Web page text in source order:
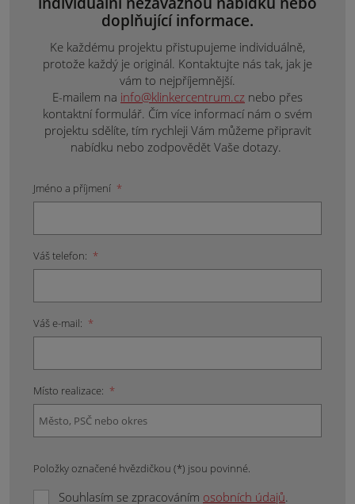
doplňující informace.
Ke každému projektu přistupujeme individuálně,
protože každý je originál. Kontaktujte nás tak, jak je
vám to nejpříjemnější.
E-mailem na info@klinkercentrum.cz nebo přes
kontaktní formulář. Čím více informací nám o svém
projektu sdělíte, tím rychleji Vám můžeme připravit
nabídku nebo zodpovědět Vaše dotazy.
Jméno a příjmení *
Váš telefon: *
Váš e-mail: *
Místo realizace: *
Položky označené hvězdičkou (*) jsou povinné.
Souhlasím se zpracováním osobních údajů.